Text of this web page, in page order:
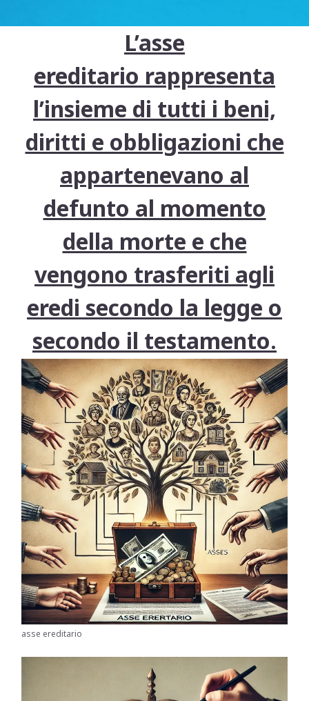
L’asse
ereditario rappresenta
l’insieme di tutti i beni,
diritti e obbligazioni che
appartenevano al
defunto al momento
della morte e che
vengono trasferiti agli
eredi secondo la legge o
secondo il testamento.
asse ereditario